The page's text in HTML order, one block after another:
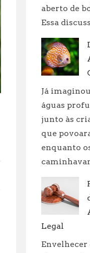
aberto de
Essa
Já
águas
junto às
que
enquanto
Legal
Envelhecer